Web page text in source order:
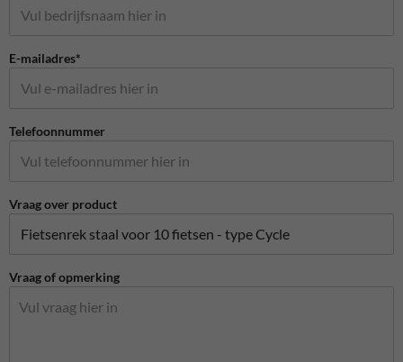
E-mailadres*
Telefoonnummer
Vraag over product
Vraag of opmerking